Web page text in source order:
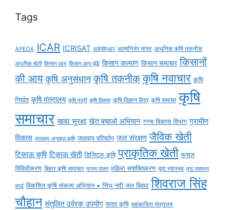
Tags
APEDA ICAR ICRISAT आईसीएआर आत्मनिर्भर भारत आधुनिक कृषि तकनीक
आधुनिक खेती किसान आय किसान आय वृद्धि किसान कल्याण किसान समाचार किसानों
की आय कृषि अनुसंधान कृषि तकनीक कृषि नवाचार कृषि
निर्यात कृषि मंत्रालय कृषि मंत्री कृषि विकास कृषि विज्ञान केंद्र कृषि समाचर कृषि
समाचार खाद्य सुरक्षा खेत बचाओ अभियान गन्ना विकास विभाग ग्रामीण
विकास जलवायु-अनुकूल कृषि जलवायु परिवर्तन जल संरक्षण जैविक खेती
टिकाऊ कृषि टिकाऊ खेती डिजिटल कृषि प्राकृतिक खेती फसल
विविधीकरण बिहार कृषि समाचार मत्स्य पालन महिला सशक्तिकरण मृदा स्वास्थ्य मृदा स्वास्थ्य
कार्ड विकसित कृषि संकल्प अभियान • सिंधु नदी जल विवाद शिवराज सिंह
चौहान संतुलित उर्वरक उपयोग सतत कृषि सहकारिता मंत्रालय